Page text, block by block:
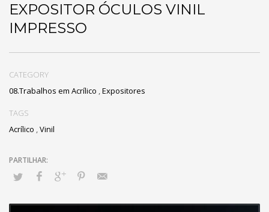
EXPOSITOR ÓCULOS VINIL
IMPRESSO
CATEGORY
08.Trabalhos em Acrílico ,Expositores
TAGS
Acrílico ,Vinil